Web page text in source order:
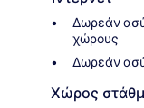
Δωρεάν
χώρους
Δωρεάν
Χώρος